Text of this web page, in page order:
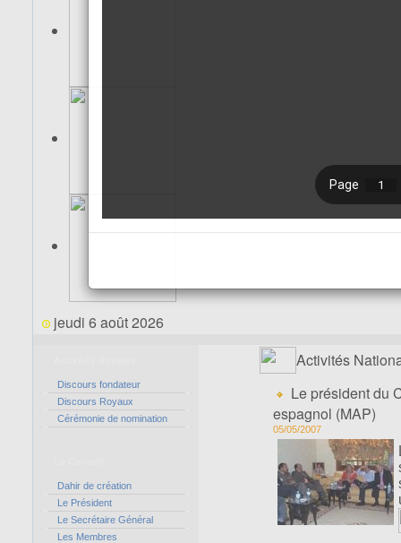
jeudi 6 août 2026
Discours fondateur
Discours Royaux
Cérémonie de nomination
Dahir de création
Le Président
Le Secrétaire Général
Les Membres
Activités
Le président du
espagnol (MAP)
05/05/2007